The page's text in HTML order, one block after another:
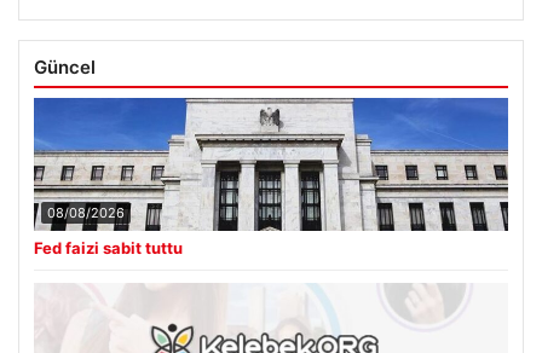
Güncel
08/08/2026
Fed faizi sabit tuttu